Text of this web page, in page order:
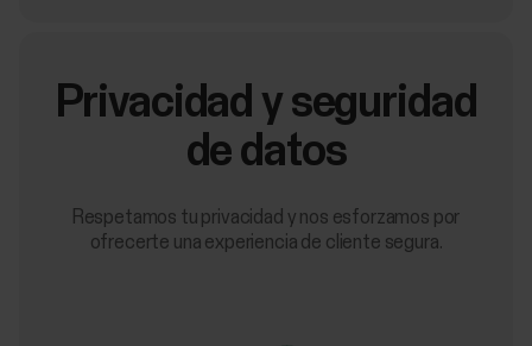
Privacidad y seguridad
de datos
Respetamos tu privacidad y nos esforzamos por
ofrecerte una experiencia de cliente segura.